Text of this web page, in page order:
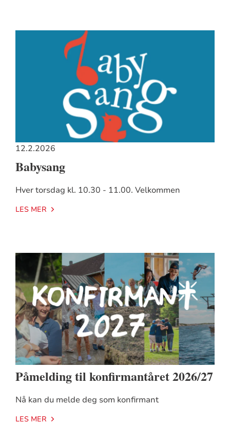
12.2.2026
Babysang
Hver torsdag kl. 10.30 - 11.00. Velkommen
LES MER
Påmelding til konfirmantåret 2026/27
Nå kan du melde deg som konfirmant
LES MER